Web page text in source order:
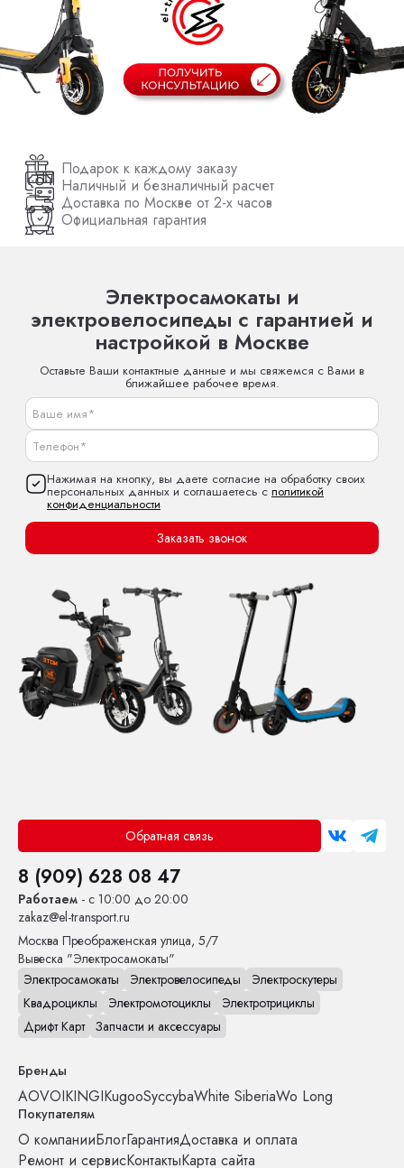
Подарок к каждому заказу
Наличный и безналичный расчет
Доставка по Москве от 2-х часов
Официальная гарантия
Электросамокаты и
электровелосипеды с гарантией и
настройкой в Москве
Оставьте Ваши контактные данные и мы свяжемся с Вами в
ближайшее рабочее время.
Нажимая на кнопку, вы даете согласие на обработку своих
персональных данных и соглашаетесь с политикой
конфиденциальности
Заказать звонок
Обратная связь
8 (909) 628 08 47
Работаем - с 10:00 до 20:00
zakaz@el-transport.ru
Москва Преображенская улица, 5/7
Вывеска "Электросамокаты"
Электросамокаты
Электровелосипеды
Электроскутеры
Квадроциклы
Электромотоциклы
Электротрициклы
Дрифт Карт Запчасти и аксессуары
Бренды
AOVOIKINGIKugooSyccybaWhite SiberiaWo Long
Покупателям
О компанииБлогГарантияДоставка и оплата
Ремонт и сервисКонтактыКарта сайта